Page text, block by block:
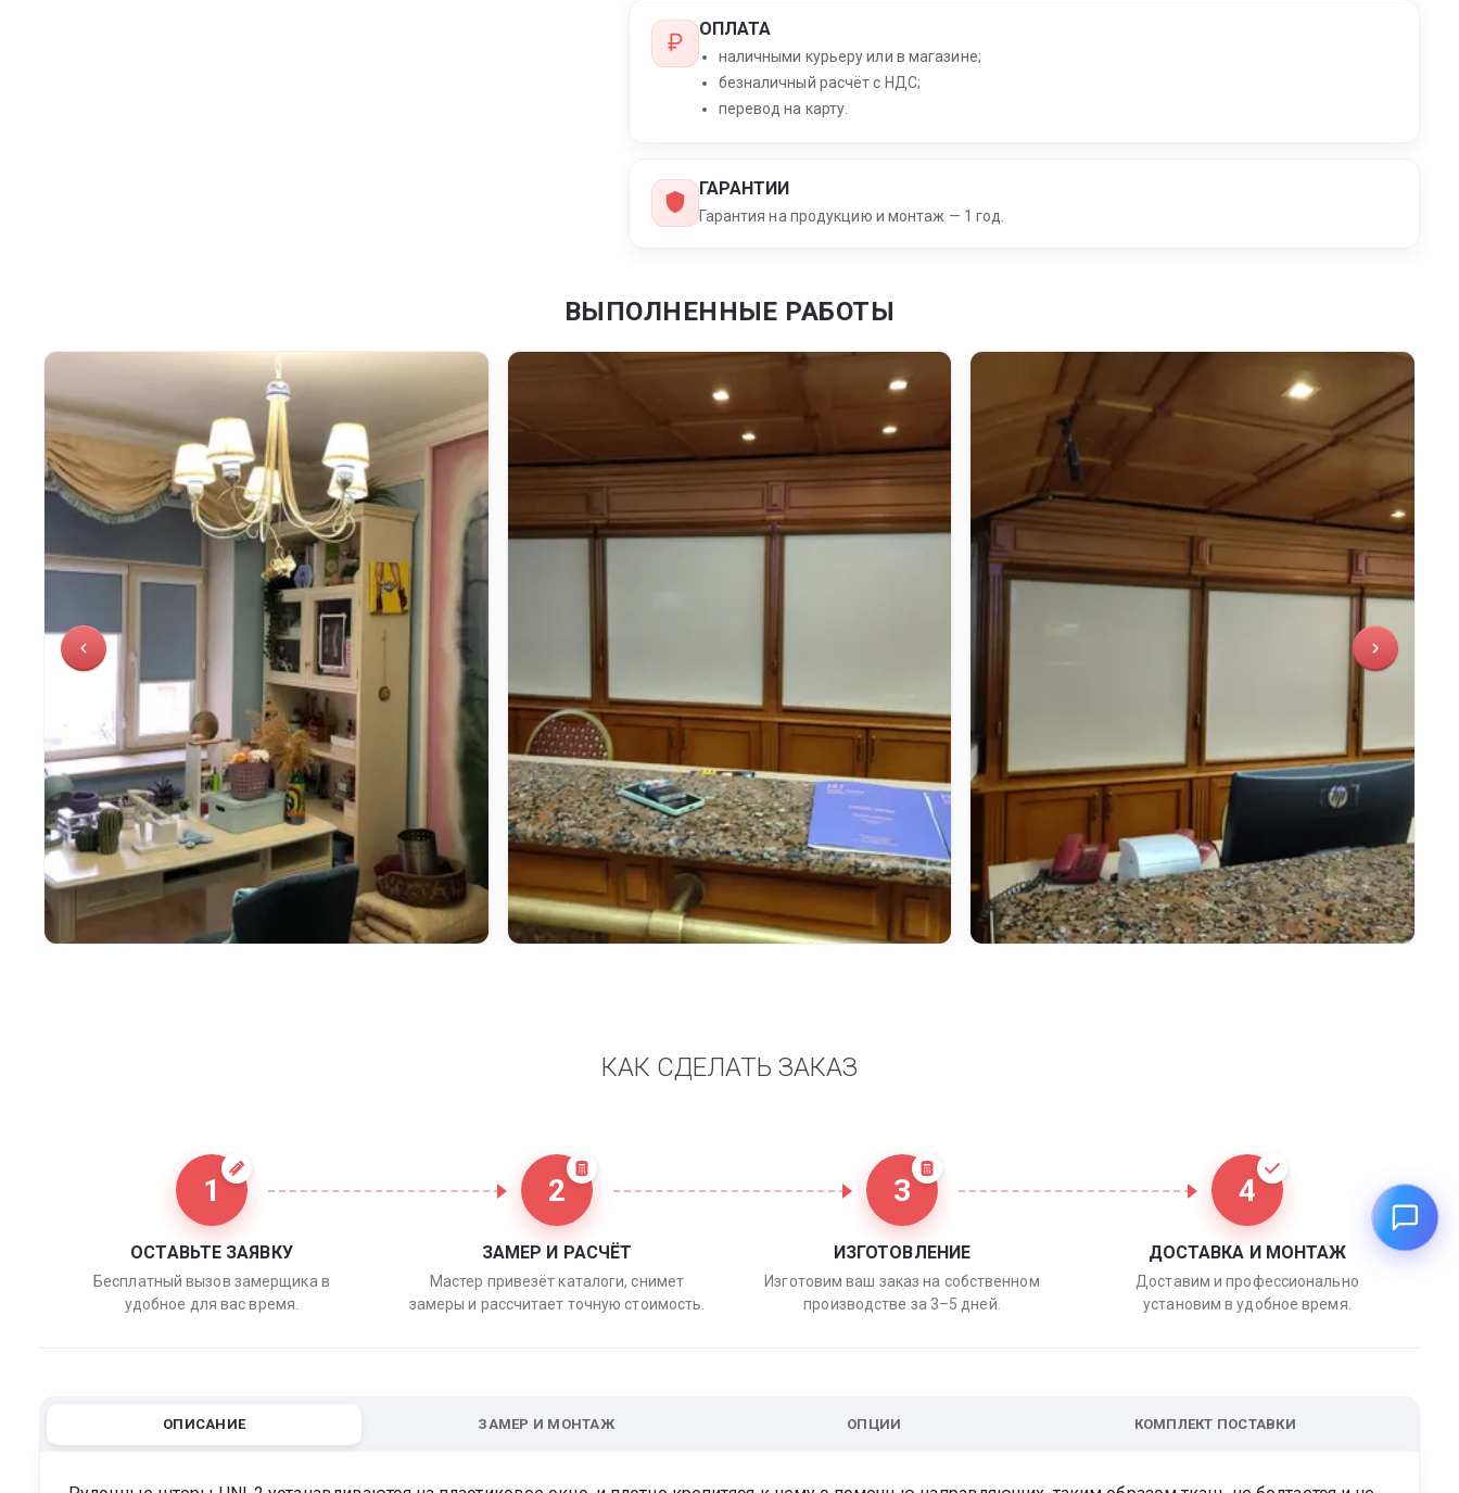
ОПЛАТА
наличными курьеру или в магазине;
безналичный расчёт с НДС;
перевод на карту.
ГАРАНТИИ
Гарантия на продукцию и монтаж — 1 год.
ВЫПОЛНЕННЫЕ РАБОТЫ
КАК СДЕЛАТЬ ЗАКАЗ
1
ОСТАВЬТЕ ЗАЯВКУ
Бесплатный вызов замерщика в
удобное для вас время.
2
ЗАМЕР И РАСЧЁТ
Мастер привезёт каталоги, снимет
замеры и рассчитает точную стоимость.
3
ИЗГОТОВЛЕНИЕ
Изготовим ваш заказ на собственном
производстве за 3–5 дней.
4
ДОСТАВКА И МОНТАЖ
Доставим и профессионально
установим в удобное время.
ОПИСАНИЕ ЗАМЕР И МОНТАЖ ОПЦИИ КОМПЛЕКТ ПОСТАВКИ